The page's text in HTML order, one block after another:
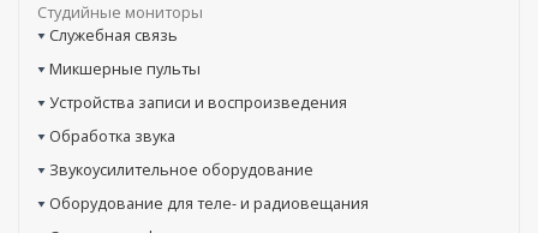
Студийные мониторы
Служебная связь
Микшерные пульты
Устройства записи и воспроизведения
Обработка звука
Звукоусилительное оборудование
Оборудование для теле- и радиовещания